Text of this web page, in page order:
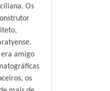
Os
era amigo
os